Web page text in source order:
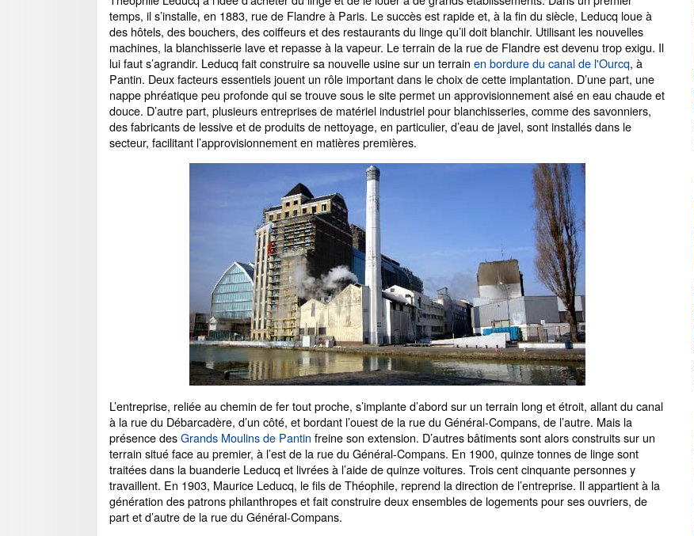
temps, il s’installe, en 1883, rue de Flandre à Paris. Le succès est rapide et, à la fin du siècle, Leducq loue à
des hôtels, des bouchers, des coiffeurs et des restaurants du linge qu’il doit blanchir. Utilisant les nouvelles
machines, la blanchisserie lave et repasse à la vapeur. Le terrain de la rue de Flandre est devenu trop exigu. Il
lui faut s’agrandir. Leducq fait construire sa nouvelle usine sur un terrain en bordure du canal de l'Ourcq, à
Pantin. Deux facteurs essentiels jouent un rôle important dans le choix de cette implantation. D’une part, une
nappe phréatique peu profonde qui se trouve sous le site permet un approvisionnement aisé en eau chaude et
douce. D’autre part, plusieurs entreprises de matériel industriel pour blanchisseries, comme des savonniers,
des fabricants de lessive et de produits de nettoyage, en particulier, d’eau de javel, sont installés dans le
secteur, facilitant l’approvisionnement en matières premières.
L’entreprise, reliée au chemin de fer tout proche, s’implante d’abord sur un terrain long et étroit, allant du canal
à la rue du Débarcadère, d’un côté, et bordant l’ouest de la rue du Général-Compans, de l’autre. Mais la
présence desGrands Moulins de Pantin freine son extension. D’autres bâtiments sont alors construits sur un
terrain situé face au premier, à l’est de la rue du Général-Compans. En 1900, quinze tonnes de linge sont
traitées dans la buanderie Leducq et livrées à l’aide de quinze voitures. Trois cent cinquante personnes y
travaillent. En 1903, Maurice Leducq, le fils de Théophile, reprend la direction de l’entreprise. Il appartient à la
génération des patrons philanthropes et fait construire deux ensembles de logements pour ses ouvriers, de
part et d’autre de la rue du Général-Compans.